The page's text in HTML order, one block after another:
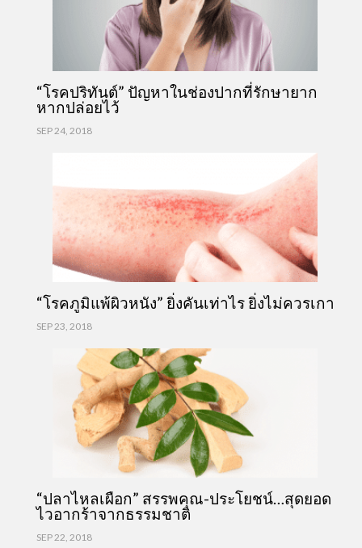
“โรคปริทันต์” ปัญหาในช่องปากที่รักษายาก
หากปล่อยไว้
SEP 24, 2018
“โรคภูมิแพ้ผิวหนัง” ยิ่งคันเท่าไร ยิ่งไม่ควรเกา
SEP 23, 2018
“ปลาไหลเผือก” สรรพคุณ-ประโยชน์…สุดยอด
ไวอากร้าจากธรรมชาติ
SEP 22, 2018